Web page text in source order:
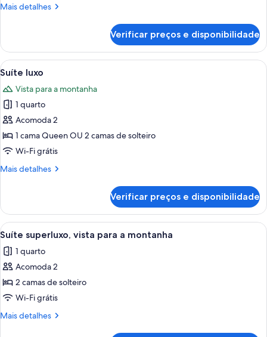
Mais detalhes
Mais
de
campo
Verificar preços e disponibilidade
Carrega
todas
as
fotos
de
Suíte
luxo
Quarto com uma cama grande,
6
Suíte luxo
Vista para a montanha
1 quarto
Acomoda 2
1 cama Queen OU 2 camas de solteiro
Wi-Fi grátis
Mais detalhes
Mais
luxo
Verificar preços e disponibilidade
Carrega
todas
as
fotos
de
Suíte
superluxo,
Quarto de hotel com uma cama
5
Suíte superluxo, vista para a montanha
1 quarto
Acomoda 2
2 camas de solteiro
Wi-Fi grátis
Mais detalhes
Mais